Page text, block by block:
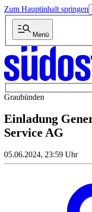
Zum Hauptinhalt springen
Menü
Graubünden
Einladung
Service AG
05.06.2024, 23:59 Uhr